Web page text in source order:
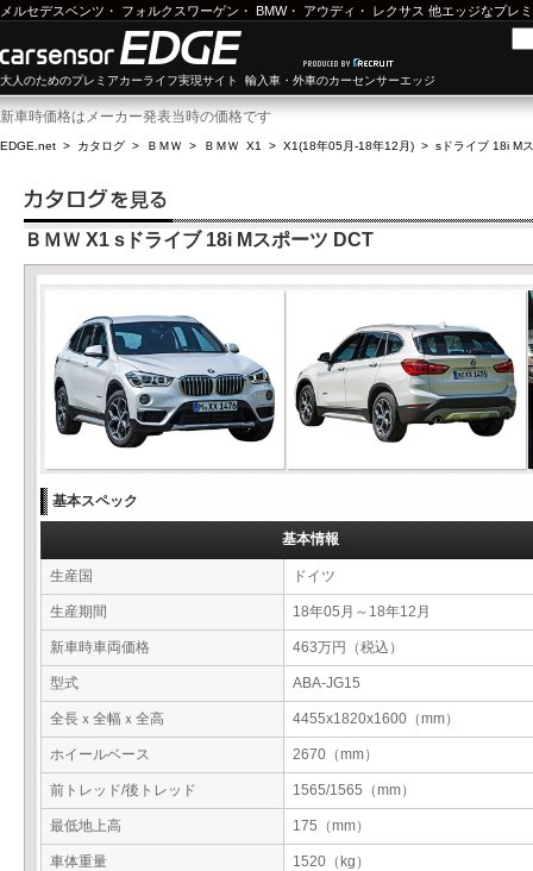
メルセデスベンツ ・ フォルクスワーゲン ・ BMW・ アウディ ・ レクサス 他エッジなプレ
大人のためのプレミアカーライフ実現サイト 輸入車・外車のカーセンサーエッジ
新車時価格はメーカー発表当時の価格です
EDGE.net > カタログ > ＢＭＷ > ＢＭＷ X1 > X1(18年05月-18年12月) > sドライブ 18i M
ＢＭＷ X1 sドライブ 18i Mスポーツ DCT
基本スペック
基本情報
生産国 ドイツ
生産期間 18年05月～18年12月
新車時車両価格 463万円（税込）
型式 ABA-JG15
全長ｘ全幅ｘ全高 4455x1820x1600（mm）
ホイールベース 2670（mm）
前トレッド/後トレッド 1565/1565（mm）
最低地上高 175（mm）
車体重量 1520（kg）